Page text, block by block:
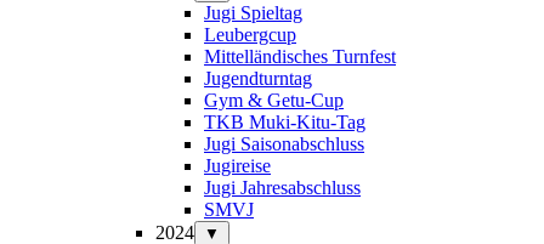
Jugi Spieltag
Leubergcup
Mittelländisches Turnfest
Jugendturntag
Gym & Getu-Cup
TKB Muki-Kitu-Tag
Jugi Saisonabschluss
Jugireise
Jugi Jahresabschluss
SMVJ
2024
▼